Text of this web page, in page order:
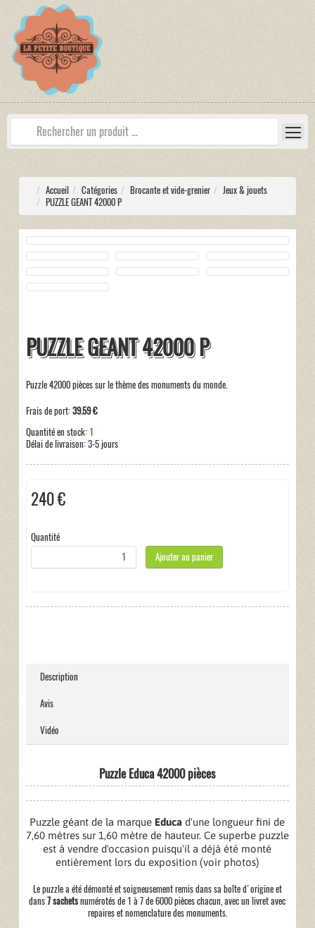
Accueil Catégories Brocante et vide-grenier
Jeux & jouets
PUZZLE GEANT 42000 P
PUZZLE GEANT 42000 P
Puzzle 42000 pièces sur le thème des monuments du monde.
Frais de port:39.59 €
Quantité en stock: 1
Délai de livraison:3-5 jours
240 €
Quantité
Ajouter au panier
Description
Avis
Vidéo
Puzzle Educa 42000 pièces
Puzzle géant de la marque Educa d'une longueur fini de
7,60 mètres sur 1,60 mètre de hauteur. Ce superbe puzzle
est à vendre d'occasion puisqu'il a déjà été monté
entièrement lors du exposition (voir photos)
Le puzzle a été démonté et soigneusement remis dans sa boîte d'origine et
dans7 sachetsnumérotés de 1 à 7 de 6000 pièces chacun, avec un livret avec
repaires et nomenclature des monuments.